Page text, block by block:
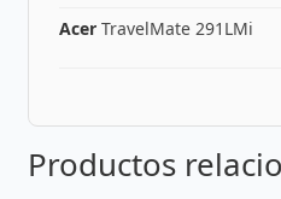
Acer TravelMate 291LMi
Productos